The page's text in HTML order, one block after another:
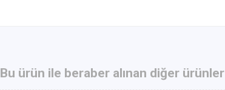
Bu ürün ile beraber alınan diğer ürünler